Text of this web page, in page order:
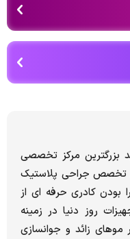
بزرگترین مرکز تخصصی
تخصص جراحی پلاستیک
بودن کادری حرفه ای از
روز دنیا در زمینه
موهای زائد و جوانسازی